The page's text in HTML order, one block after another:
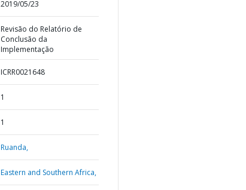
2019/05/23
Revisão do Relatório de
Conclusão da
Implementação
ICRR0021648
1
1
Ruanda,
Eastern and Southern Africa,